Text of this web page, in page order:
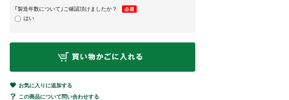
｢製造年数について｣ご確認頂けましたか？
はい
お気に入りに追加する
この商品について問い合わせする